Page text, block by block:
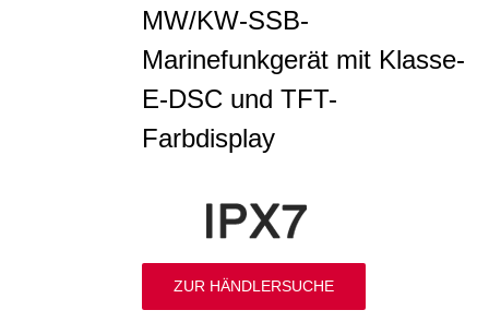
MW/KW-SSB-
Marinefunkgerät mit Klasse-
E-DSC und TFT-
Farbdisplay
ZUR HÄNDLERSUCHE